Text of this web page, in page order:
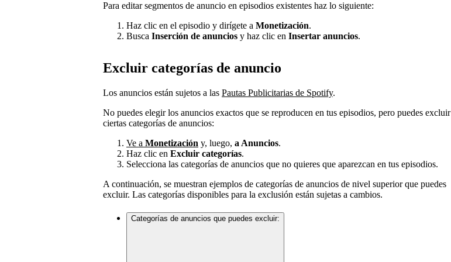
Para editar segmentos de anuncio en episodios existentes haz lo siguiente:
Haz clic en el episodio y dirígete a Monetización.
Busca Inserción de anuncios y haz clic en Insertar anuncios.
Excluir categorías de anuncio
Los anuncios están sujetos a las Pautas Publicitarias de Spotify.
No puedes elegir los anuncios exactos que se reproducen en tus episodios, pero puedes excluir
ciertas categorías de anuncios:
Ve a Monetización y, luego, a Anuncios.
Haz clic en Excluir categorías.
Selecciona las categorías de anuncios que no quieres que aparezcan en tus episodios.
A continuación, se muestran ejemplos de categorías de anuncios de nivel superior que puedes
excluir. Las categorías disponibles para la exclusión están sujetas a cambios.
Categorías de anuncios que puedes excluir: